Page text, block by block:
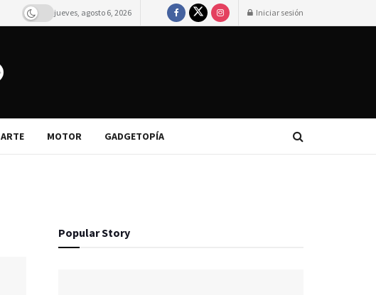
jueves, agosto 6, 2026 Iniciar sesión
ARTE MOTOR GADGETOPÍA
Popular Story